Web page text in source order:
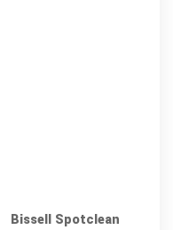
Bissell Spotclean